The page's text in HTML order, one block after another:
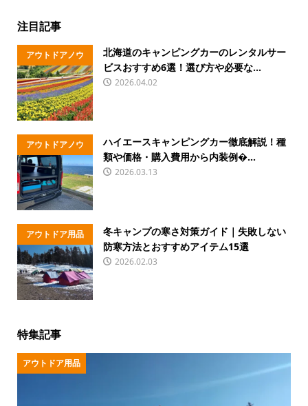
注目記事
アウトドアノウ
ハウ
北海道のキャンピングカーのレンタルサー
ビスおすすめ6選！選び方や必要な...
2026.04.02
アウトドアノウ
ハウ
ハイエースキャンピングカー徹底解説！種
類や価格・購入費用から内装例�...
2026.03.13
アウトドア用品
冬キャンプの寒さ対策ガイド｜失敗しない
防寒方法とおすすめアイテム15選
2026.02.03
特集記事
アウトドア用品